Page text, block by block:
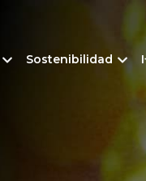
Sostenibilidad